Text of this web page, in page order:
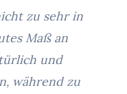
zu sehr in
Maß an
und
während zu